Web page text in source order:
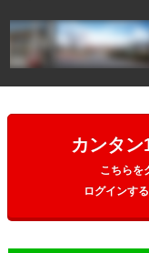
カンタン
こちらを
ログインす